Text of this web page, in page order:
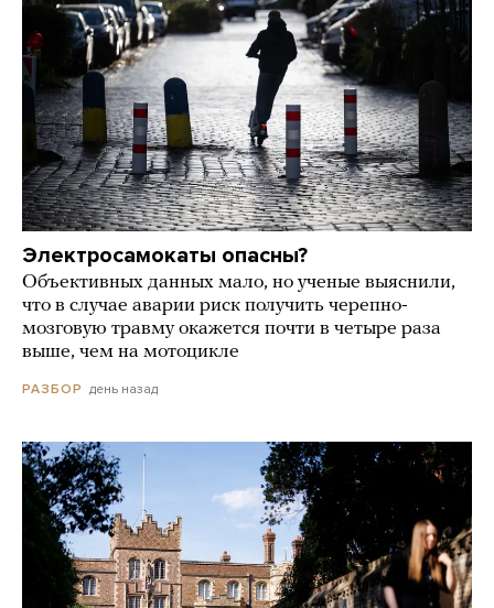
Электросамокаты опасны?
Объективных данных мало, но ученые выяснили,
что в случае аварии риск получить черепно-
мозговую травму окажется почти в четыре раза
выше, чем на мотоцикле
РАЗБОР день назад